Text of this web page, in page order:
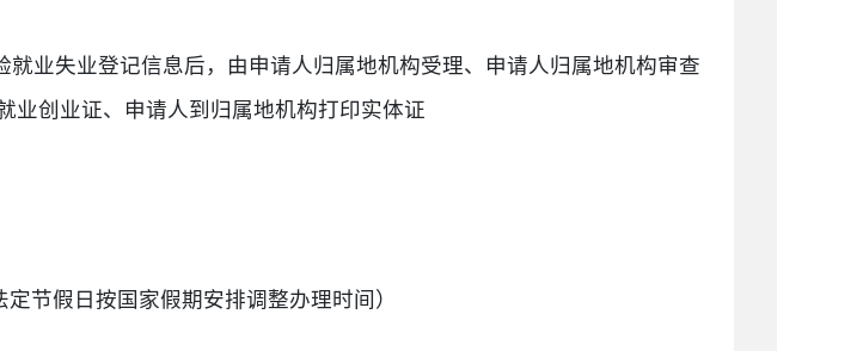
业失业登记信息后，由申请人归属地机构受理、申请人归属地机构审查
业创业证、申请人到归属地机构打印实体证
节假日按国家假期安排调整办理时间）